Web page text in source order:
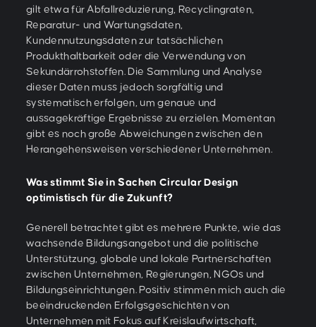
gilt etwa für Abfallreduzierung, Recyclingraten,
Reparatur- und Wartungsdaten,
Kundennutzungsdaten zur tatsächlichen
Produkthaltbarkeit oder die Verwendung von
Sekundärrohstoffen. Die Sammlung und Analyse
dieser Daten muss jedoch sorgfältig und
systematisch erfolgen, um genaue und
aussagekräftige Ergebnisse zu erzielen. Momentan
gibt es noch große Abweichungen zwischen den
Herangehensweisen verschiedener Unternehmen.
Was stimmt Sie in Sachen Circular Design
optimistisch für die Zukunft?
Generell betrachtet gibt es mehrere Punkte, wie das
wachsende Bildungsangebot und die politische
Unterstützung, globale und lokale Partnerschaften
zwischen Unternehmen, Regierungen, NGOs und
Bildungseinrichtungen. Positiv stimmen mich auch die
beeindruckenden Erfolgsgeschichten von
Unternehmen mit Fokus auf Kreislaufwirtschaft,